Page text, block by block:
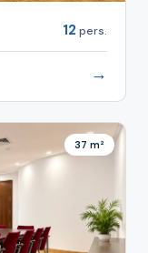
12 pers.
→
37 m²